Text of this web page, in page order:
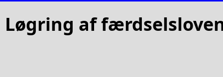
Løgring af